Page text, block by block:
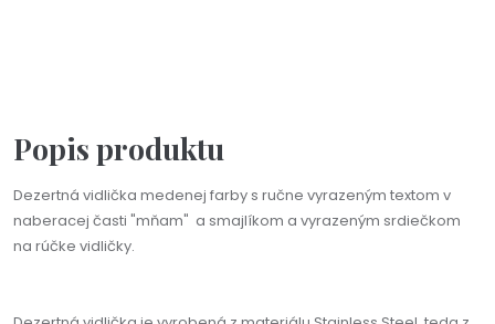
Popis produktu
Dezertná vidlička medenej farby s ručne vyrazeným textom v
naberacej časti "mňam" a smajlíkom a vyrazeným srdiečkom
na rúčke vidličky.